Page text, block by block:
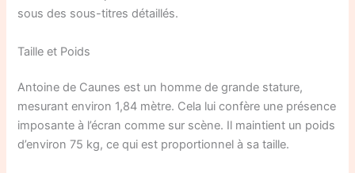
sous des sous-titres détaillés.
Taille et Poids
Antoine de Caunes est un homme de grande stature,
mesurant environ 1,84 mètre. Cela lui confère une présence
imposante à l’écran comme sur scène. Il maintient un poids
d’environ 75 kg, ce qui est proportionnel à sa taille.